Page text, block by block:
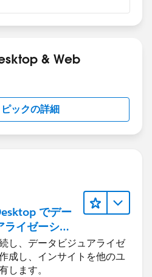
& Web
ックの詳細
でデー
ライゼーショ
し、データビジュアライゼ
成し、インサイトを他のユ
します。